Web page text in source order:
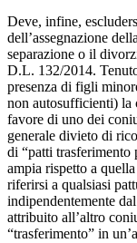
Deve, infine,
dell’assegnazione
separazione o il
D.L. 132/2014.
presenza di figli
non autosufficienti) la
favore di uno dei
generale divieto di
di “patti trasferimento
ampia rispetto a
riferirsi a qualsiasi
indipendentemente
attribuito all’altro
“trasferimento” in